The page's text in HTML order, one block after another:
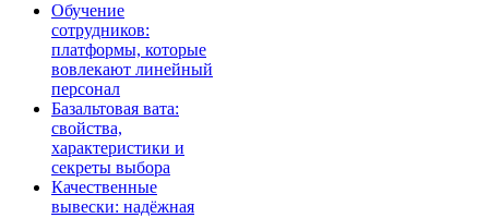
Обучение
сотрудников:
платформы, которые
вовлекают линейный
персонал
Базальтовая вата:
свойства,
характеристики и
секреты выбора
Качественные
вывески: надёжная